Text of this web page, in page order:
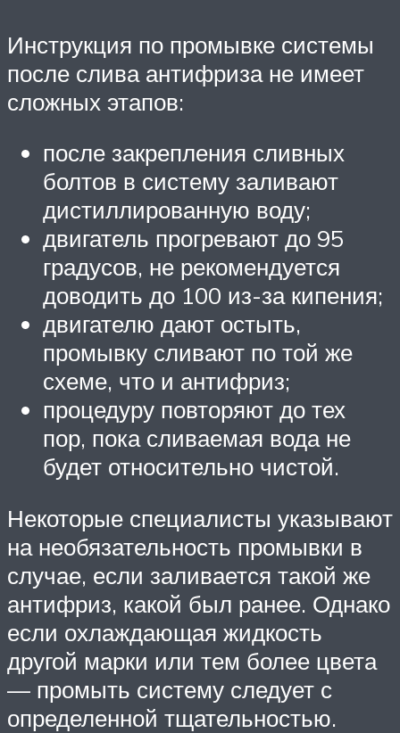
Инструкция по промывке системы
после слива антифриза не имеет
сложных этапов:
после закрепления сливных
болтов в систему заливают
дистиллированную воду;
двигатель прогревают до 95
градусов, не рекомендуется
доводить до 100 из-за кипения;
двигателю дают остыть,
промывку сливают по той же
схеме, что и антифриз;
процедуру повторяют до тех
пор, пока сливаемая вода не
будет относительно чистой.
Некоторые специалисты указывают
на необязательность промывки в
случае, если заливается такой же
антифриз, какой был ранее. Однако
если охлаждающая жидкость
другой марки или тем более цвета
— промыть систему следует с
определенной тщательностью.